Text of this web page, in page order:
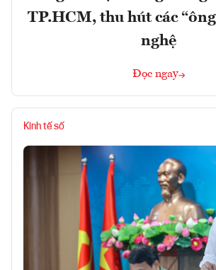
TP.HCM, thu hút các
nghệ
Đọc ngay
Kinh tế số